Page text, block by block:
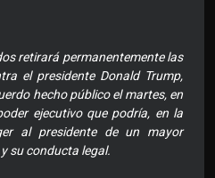
retirará permanentemente las
el presidente Donald Trump,
hecho público el martes, en
ejecutivo que podría, en la
al presidente de un mayor
su conducta legal.